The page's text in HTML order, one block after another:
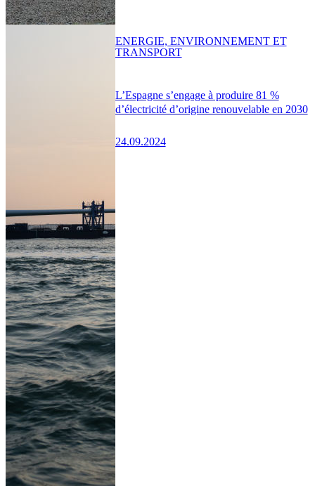
L’Espagne s’engage à produire 81 %
d’électricité d’origine renouvelable en 2030
24.09.2024
ENERGIE, ENVIRONNEMENT ET
TRANSPORT